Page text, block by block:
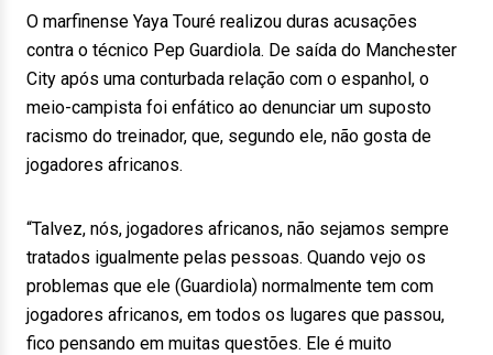
O marfinense Yaya Touré realizou duras acusações
contra o técnico Pep Guardiola. De saída do Manchester
City após uma conturbada relação com o espanhol, o
meio-campista foi enfático ao denunciar um suposto
racismo do treinador, que, segundo ele, não gosta de
jogadores africanos.
“Talvez, nós, jogadores africanos, não sejamos sempre
tratados igualmente pelas pessoas. Quando vejo os
problemas que ele (Guardiola) normalmente tem com
jogadores africanos, em todos os lugares que passou,
fico pensando em muitas questões. Ele é muito